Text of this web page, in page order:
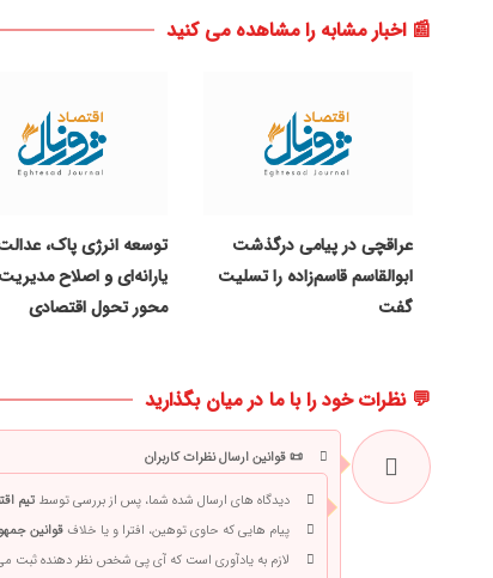
📰 اخبار مشابه را مشاهده می کنید
عراقچی در پیامی درگذشت
ابوالقاسم قاسم‌زاده را تسلیت
گفت
توسعه انرژی پاک،
یارانه‌ای و اصلاح
محور تحول اقتصادی
💬 نظرات خود را با ما در میان بگذارید
📜 قوانین ارسال نظرات کاربران
دیدگاه های ارسال شده شما، پس از بررسی توسط تیم
پیام هایی که حاوی توهین، افترا و یا خلاف قوانین
لازم به یادآوری است که آی پی شخص نظر دهنده ثبت